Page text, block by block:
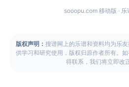
sooopu.com 移动版 · 乐
版权声明： 搜谱网上的乐谱和资料均为乐
供学习和研究使用，版权归原作者所有。
得联系，我们将立即改